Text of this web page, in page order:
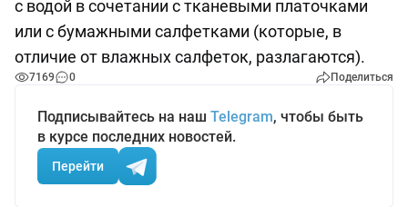
с водой в сочетании с тканевыми платочками
или с бумажными салфетками (которые, в
отличие от влажных салфеток, разлагаются).
7169 0 Поделиться
Подписывайтесь на наш Telegram, чтобы быть
в курсе последних новостей.
Перейти